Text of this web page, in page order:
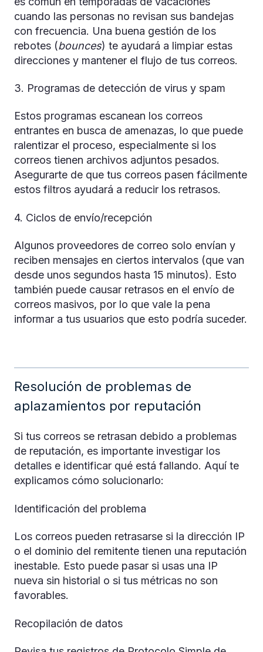
cuando las personas no revisan sus bandejas
con frecuencia. Una buena gestión de los
rebotes (bounces) te ayudará a limpiar estas
direcciones y mantener el flujo de tus correos.
3. Programas de detección de virus y spam
Estos programas escanean los correos
entrantes en busca de amenazas, lo que puede
ralentizar el proceso, especialmente si los
correos tienen archivos adjuntos pesados.
Asegurarte de que tus correos pasen fácilmente
estos filtros ayudará a reducir los retrasos.
4. Ciclos de envío/recepción
Algunos proveedores de correo solo envían y
reciben mensajes en ciertos intervalos (que van
desde unos segundos hasta 15 minutos). Esto
también puede causar retrasos en el envío de
correos masivos, por lo que vale la pena
informar a tus usuarios que esto podría suceder.
Resolución de problemas de
aplazamientos por reputación
Si tus correos se retrasan debido a problemas
de reputación, es importante investigar los
detalles e identificar qué está fallando. Aquí te
explicamos cómo solucionarlo:
Identificación del problema
Los correos pueden retrasarse si la dirección IP
o el dominio del remitente tienen una reputación
inestable. Esto puede pasar si usas una IP
nueva sin historial o si tus métricas no son
favorables.
Recopilación de datos